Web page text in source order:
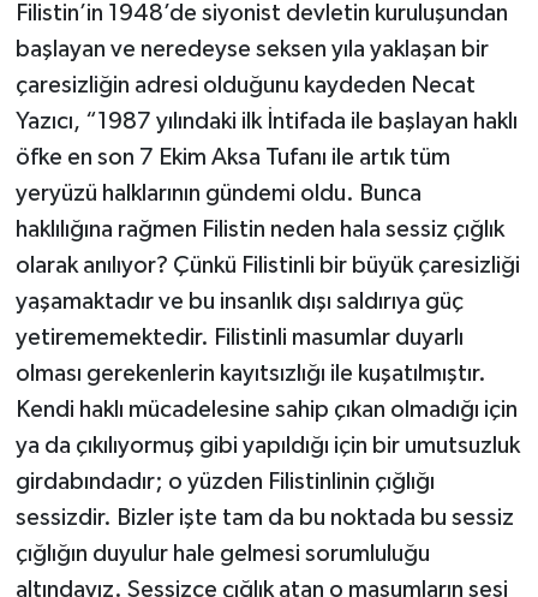
Filistin’in 1948’de siyonist devletin kuruluşundan
başlayan ve neredeyse seksen yıla yaklaşan bir
çaresizliğin adresi olduğunu kaydeden Necat
Yazıcı, “1987 yılındaki ilk İntifada ile başlayan haklı
öfke en son 7 Ekim Aksa Tufanı ile artık tüm
yeryüzü halklarının gündemi oldu. Bunca
haklılığına rağmen Filistin neden hala sessiz çığlık
olarak anılıyor? Çünkü Filistinli bir büyük çaresizliği
yaşamaktadır ve bu insanlık dışı saldırıya güç
yetirememektedir. Filistinli masumlar duyarlı
olması gerekenlerin kayıtsızlığı ile kuşatılmıştır.
Kendi haklı mücadelesine sahip çıkan olmadığı için
ya da çıkılıyormuş gibi yapıldığı için bir umutsuzluk
girdabındadır; o yüzden Filistinlinin çığlığı
sessizdir. Bizler işte tam da bu noktada bu sessiz
çığlığın duyulur hale gelmesi sorumluluğu
altındayız. Sessizce çığlık atan o masumların sesi